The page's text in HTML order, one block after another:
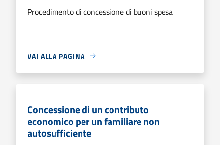
Procedimento di concessione di buoni spesa
VAI ALLA PAGINA
Concessione di un contributo
economico per un familiare non
autosufficiente